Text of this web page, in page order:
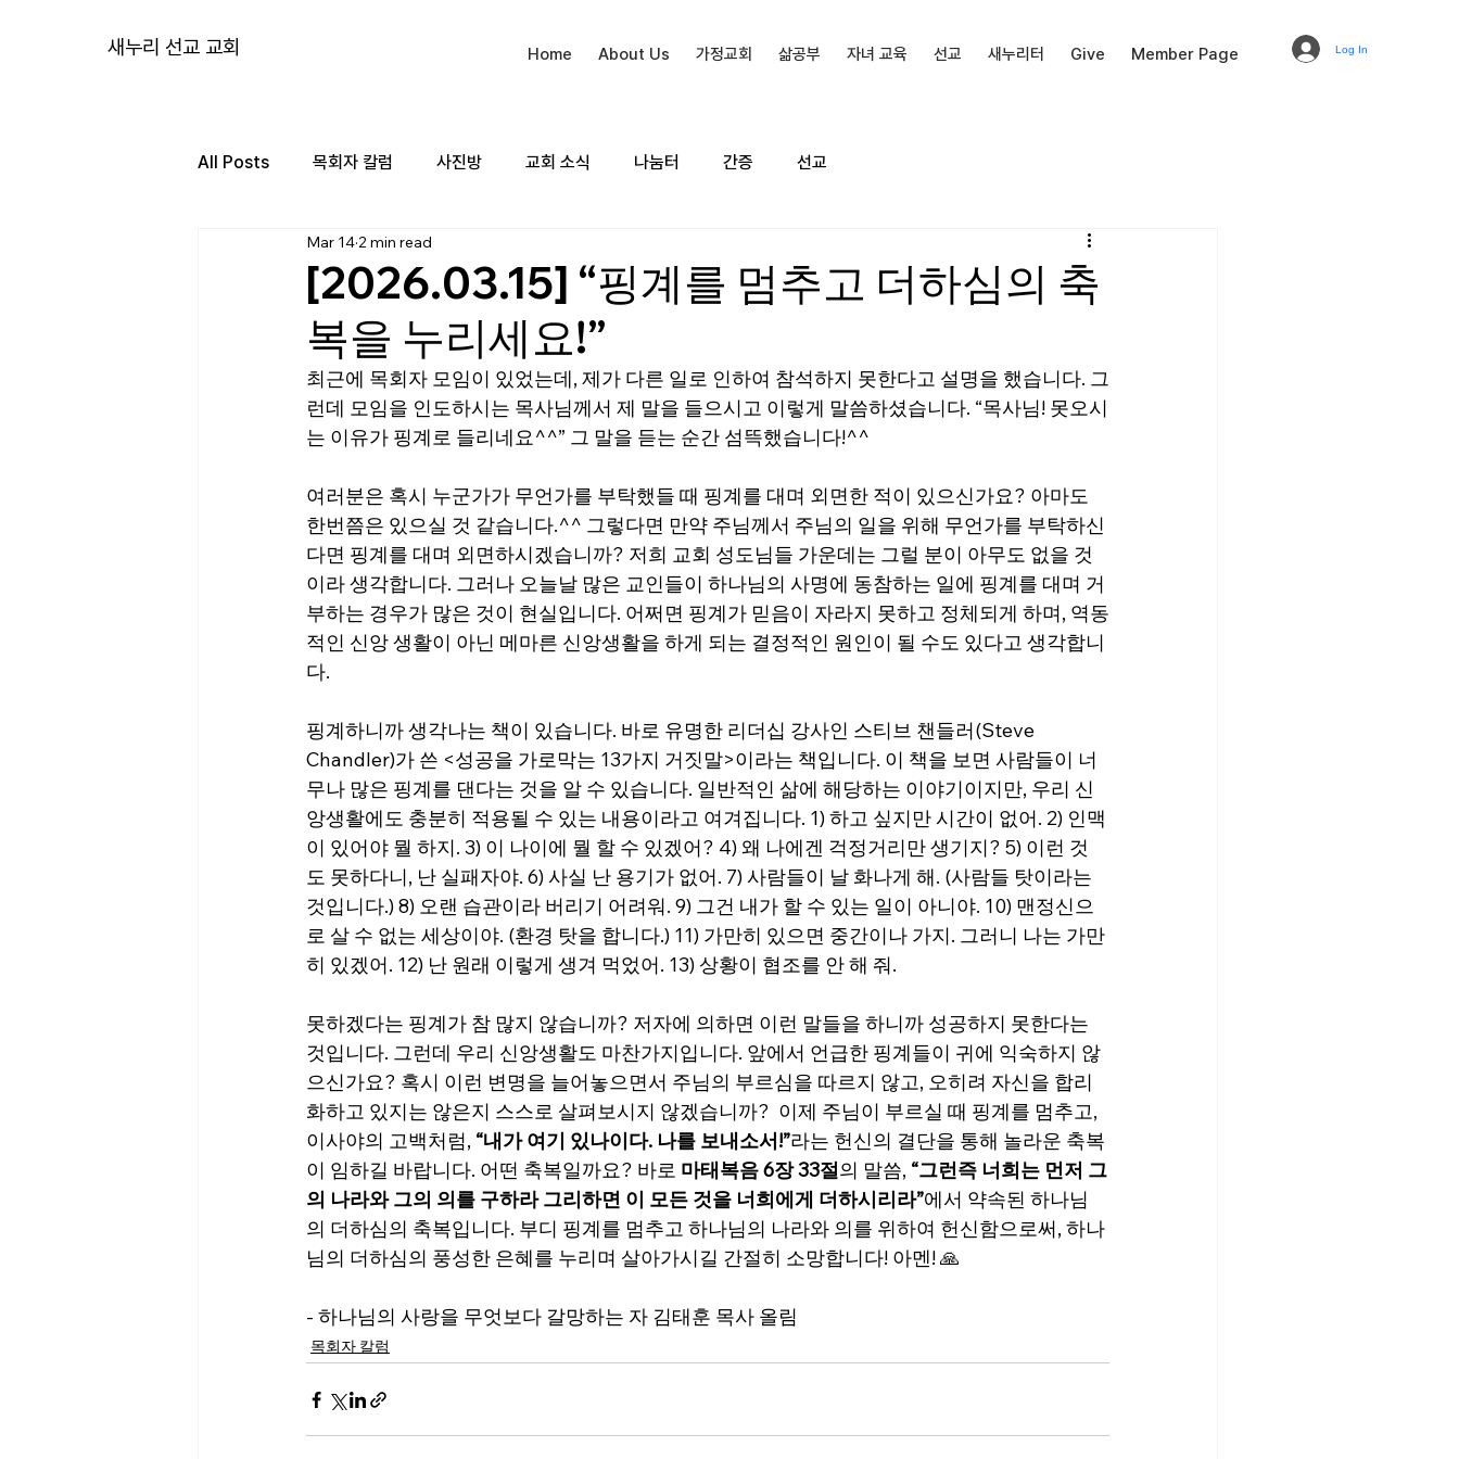
새누리 선교 교회 Home About Us 가정교회 삶공부 자녀 교육 선교 새누리터 Give Member Page Log In
All Posts 목회자 칼럼 사진방 교회 소식 나눔터 간증 선교
[2026.03.15] “핑계를 멈추고 더하심의 축
복을 누리세요!”
Mar 14 2 min read
최근에 목회자 모임이 있었는데, 제가 다른 일로 인하여 참석하지 못한다고 설명을 했습니다. 그
런데 모임을 인도하시는 목사님께서 제 말을 들으시고 이렇게 말씀하셨습니다. “목사님! 못오시
는 이유가 핑계로 들리네요^^” 그 말을 듣는 순간 섬뜩했습니다!^^
여러분은 혹시 누군가가 무언가를 부탁했들 때 핑계를 대며 외면한 적이 있으신가요? 아마도
한번쯤은 있으실 것 같습니다.^^ 그렇다면 만약 주님께서 주님의 일을 위해 무언가를 부탁하신
다면 핑계를 대며 외면하시겠습니까? 저희 교회 성도님들 가운데는 그럴 분이 아무도 없을 것
이라 생각합니다. 그러나 오늘날 많은 교인들이 하나님의 사명에 동참하는 일에 핑계를 대며 거
부하는 경우가 많은 것이 현실입니다. 어쩌면 핑계가 믿음이 자라지 못하고 정체되게 하며, 역동
적인 신앙 생활이 아닌 메마른 신앙생활을 하게 되는 결정적인 원인이 될 수도 있다고 생각합니
다.
핑계하니까 생각나는 책이 있습니다. 바로 유명한 리더십 강사인 스티브 챈들러(Steve
Chandler)가 쓴 <성공을 가로막는 13가지 거짓말>이라는 책입니다. 이 책을 보면 사람들이 너
무나 많은 핑계를 댄다는 것을 알 수 있습니다. 일반적인 삶에 해당하는 이야기이지만, 우리 신
앙생활에도 충분히 적용될 수 있는 내용이라고 여겨집니다. 1) 하고 싶지만 시간이 없어. 2) 인맥
이 있어야 뭘 하지. 3) 이 나이에 뭘 할 수 있겠어? 4) 왜 나에겐 걱정거리만 생기지? 5) 이런 것
도 못하다니, 난 실패자야. 6) 사실 난 용기가 없어. 7) 사람들이 날 화나게 해. (사람들 탓이라는
것입니다.) 8) 오랜 습관이라 버리기 어려워. 9) 그건 내가 할 수 있는 일이 아니야. 10) 맨정신으
로 살 수 없는 세상이야. (환경 탓을 합니다.) 11) 가만히 있으면 중간이나 가지. 그러니 나는 가만
히 있겠어. 12) 난 원래 이렇게 생겨 먹었어. 13) 상황이 협조를 안 해 줘.
못하겠다는 핑계가 참 많지 않습니까? 저자에 의하면 이런 말들을 하니까 성공하지 못한다는
것입니다. 그런데 우리 신앙생활도 마찬가지입니다. 앞에서 언급한 핑계들이 귀에 익숙하지 않
으신가요? 혹시 이런 변명을 늘어놓으면서 주님의 부르심을 따르지 않고, 오히려 자신을 합리
화하고 있지는 않은지 스스로 살펴보시지 않겠습니까?  이제 주님이 부르실 때 핑계를 멈추고,
이사야의 고백처럼, “내가 여기 있나이다. 나를 보내소서!”라는 헌신의 결단을 통해 놀라운 축복
이 임하길 바랍니다. 어떤 축복일까요? 바로 마태복음 6장 33절의 말씀, “그런즉 너희는 먼저 그
의 나라와 그의 의를 구하라 그리하면 이 모든 것을 너희에게 더하시리라”에서 약속된 하나님
의 더하심의 축복입니다. 부디 핑계를 멈추고 하나님의 나라와 의를 위하여 헌신함으로써, 하나
님의 더하심의 풍성한 은혜를 누리며 살아가시길 간절히 소망합니다! 아멘! 🙏
- 하나님의 사랑을 무엇보다 갈망하는 자 김태훈 목사 올림
목회자 칼럼